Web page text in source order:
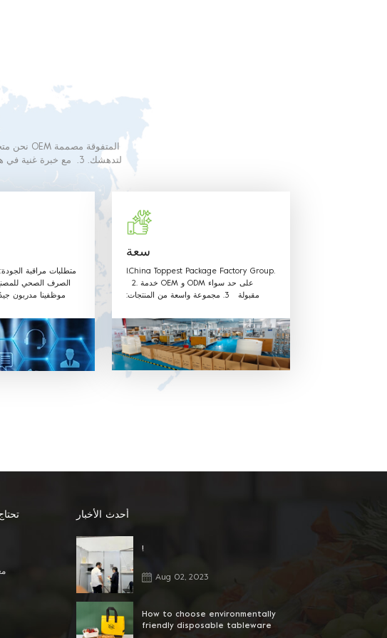
البلاستيك الغذائي الصف. المواد
متطلبات مراقبة
الصرف الصحي
موظفينا مدربون
سعة
1.China Toppest Package Factory Group.
2. خدمة OEM و ODM على حد سواء
مقبولة 3. مجموعة واسعة من المنتجات:
بلاستيك PET ، صينية ، غلاف وحقيبة من
البلاستيك الملفوف للحفاظ على نضارة.
سوشي ، كيك ، بسكويت ، سلطة وعلبة
بلاستيك لتغليف أغذية أخرى ، صينية ، غلاف
وحقيبة لفافة بلاستيكية ، شراء وقفة واحدة
4. المواد المختلفة المتاحة: يمكن أن تكون
أحدث الأخبار
!
Aug 02, 2023
How to choose environmentally
friendly disposable tableware